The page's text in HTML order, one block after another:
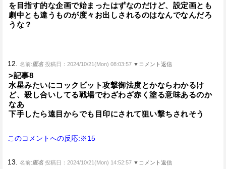
を目指す的な企画で始まったはずなのだけど、設定画とも
劇中とも違うものが度々お出しされるのはなんでなんだろ
うな？
12. 名前:匿名 投稿日：2024/10/21(Mon) 08:03:57 ▼コメント返信
>記事8
水星みたいにコックピット攻撃御法度とかならわかるけ
ど、殺し合いしてる戦場でわざわざ赤く塗る意味あるのか
なあ
下手したら遠目からでも目印にされて狙い撃ちされそう
このコメントへの反応:※15
13. 名前:匿名 投稿日：2024/10/21(Mon) 14:52:57 ▼コメント返信